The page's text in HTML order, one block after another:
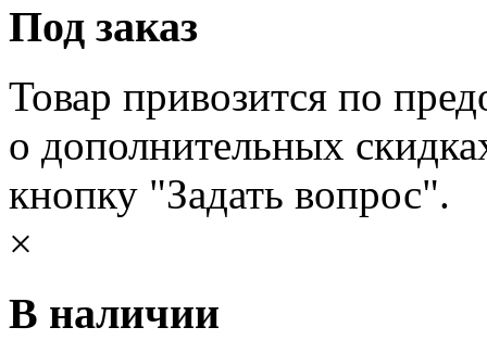
Под заказ
Товар привозится по
о дополнительных
кнопку "Задать вопрос".
×
В наличии